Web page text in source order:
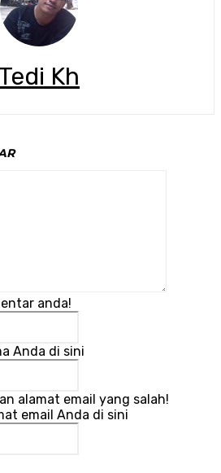
Tedi Kh
anda!
Anda di sini
alamat email yang salah!
email Anda di sini